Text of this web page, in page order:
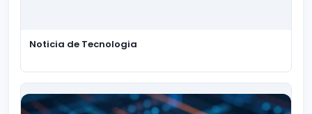
Noticia de Tecnologia